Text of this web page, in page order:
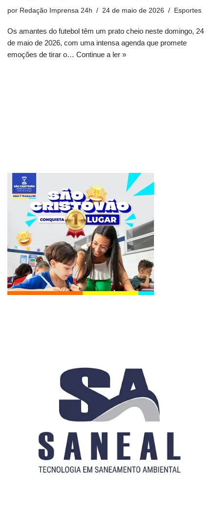
por Redação Imprensa 24h 24 de maio de 2026 Esportes
Os amantes do futebol têm um prato cheio neste domingo, 24
de maio de 2026, com uma intensa agenda que promete
emoções de tirar o… Continue a ler »